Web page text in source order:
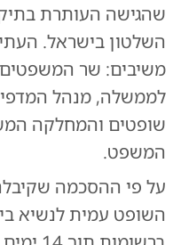
שהגישה העותרת
השלטון בישראל.
משיבים: שר
לממשלה, מנהל
שופטים והמחלקה
המשפט.
על פי ההסכמה
השופט עמית לנשיא